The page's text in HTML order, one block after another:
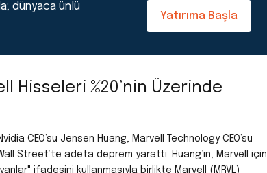
dünyaca ünlü
Yatırıma Başla
Hisseleri %20’nin Üzerinde
CEO’su Jensen Huang, Marvell Technology CEO’su
Street’te adeta deprem yarattı. Huang’ın, Marvell için
ifadesini kullanmasıyla birlikte Marvell (MRVL)